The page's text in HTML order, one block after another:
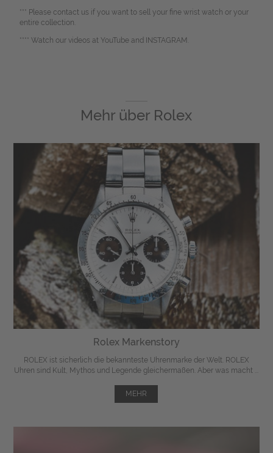
*** Please contact us if you want to sell your fine wrist watch or your
entire collection.
**** Watch our videos at YouTube and INSTAGRAM.
Mehr über Rolex
Rolex Markenstory
ROLEX ist sicherlich die bekannteste Uhrenmarke der Welt. ROLEX
Uhren sind Kult, Mythos und Legende gleichermaßen. Aber was macht ...
MEHR